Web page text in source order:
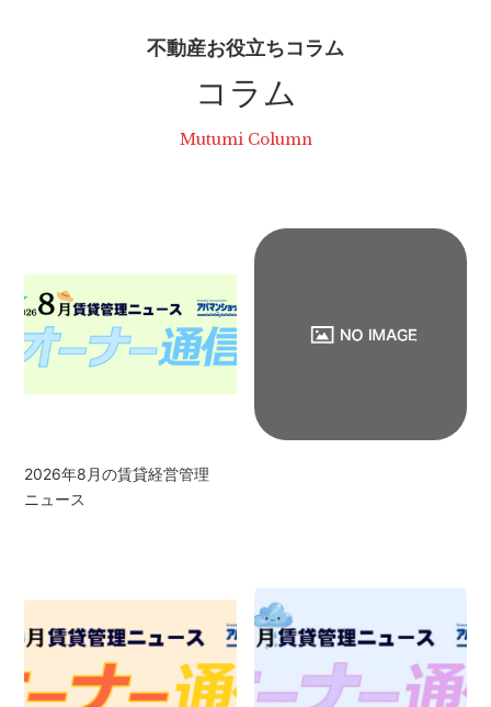
不動産お役立ちコラム
コラム
Mutumi Column
2026年8月の賃貸経営管理
ニュース